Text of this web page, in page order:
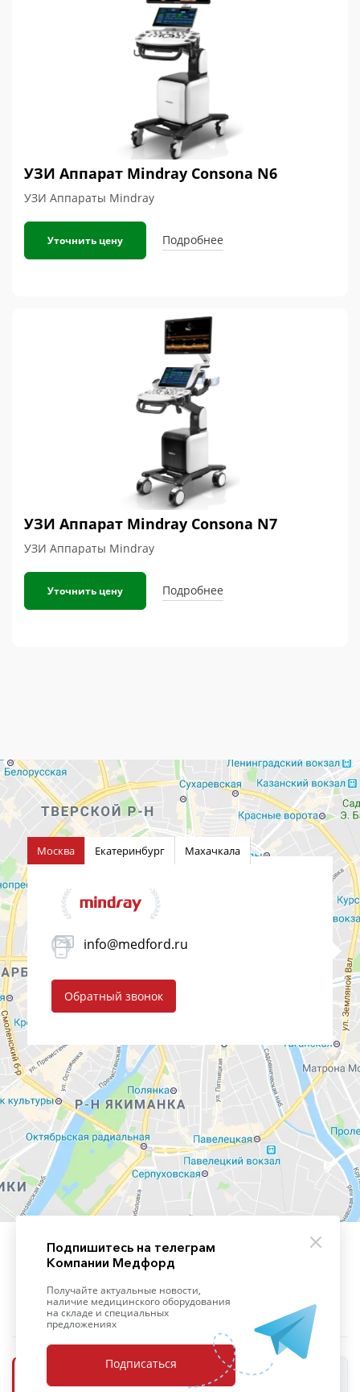
УЗИ Аппарат Mindray Consona N6
УЗИ Аппараты Mindray
Уточнить цену Подробнее
УЗИ Аппарат Mindray Consona N7
УЗИ Аппараты Mindray
Уточнить цену Подробнее
Москва Екатеринбург Махачкала
info@medford.ru
Обратный звонок
Подпишитесь на телеграм
Компании Медфорд
Получайте актуальные новости,
наличие медицинского оборудования
на складе и специальных
предложениях
Подписаться